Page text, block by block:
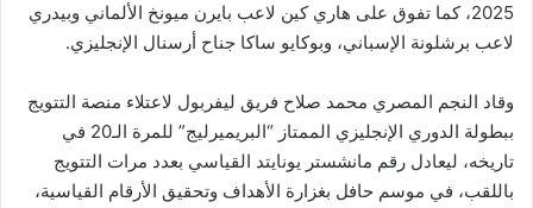
2025، كما تفوق على هاري كين لاعب بايرن ميونخ الألماني وبيدري
لاعب برشلونة الإسباني، وبوكايو ساكا جناح أرسنال الإنجليزي.
وقاد النجم المصري محمد صلاح فريق ليفربول لاعتلاء منصة التتويج
ببطولة الدوري الإنجليزي الممتاز “البريميرليج” للمرة الـ20 في
تاريخه، ليعادل رقم مانشستر يونايتد القياسي بعدد مرات التتويج
باللقب، في موسم حافل بغزارة الأهداف وتحقيق الأرقام القياسية،